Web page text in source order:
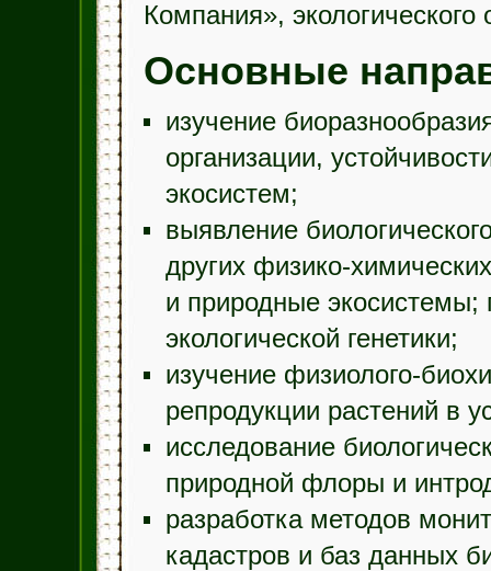
Компания»,
Основные
изучение
организации,
экосистем;
выявление
других физико-
и природные
экологической генетики;
изучение физиолого-
репродукции растений в
исследование
природной флоры и
разработка методов
кадастров и баз данных